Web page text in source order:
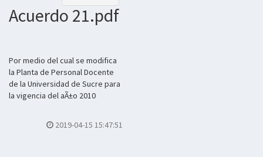
Acuerdo 21.pdf
Por medio del cual se modifica
la Planta de Personal Docente
de la Universidad de Sucre para
la vigencia del aÃ±o 2010
2019-04-15 15:47:51